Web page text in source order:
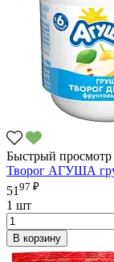
Быстрый просмотр
Творог АГУША
51 97 ₽
1 шт
В корзину